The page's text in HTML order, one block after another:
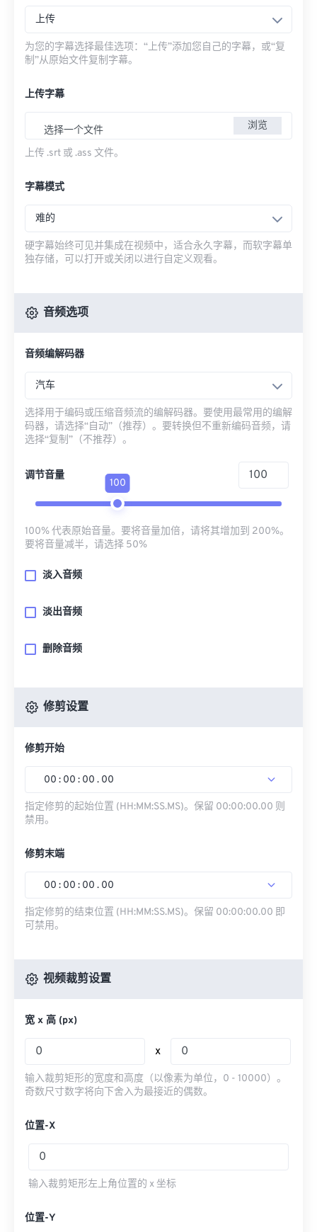
上传
为您的字幕选择最佳选项：“上传”添加您自己的字幕，或“复
制”从原始文件复制字幕。
上传字幕
选择一个文件 浏览
上传 .srt 或 .ass 文件。
字幕模式
难的
硬字幕始终可见并集成在视频中，适合永久字幕，而软字幕单
独存储，可以打开或关闭以进行自定义观看。
音频选项
音频编解码器
汽车
选择用于编码或压缩音频流的编解码器。要使用最常用的编解
码器，请选择“自动”（推荐）。要转换但不重新编码音频，请
选择“复制”（不推荐）。
调节音量
100
100% 代表原始音量。要将音量加倍，请将其增加到 200%。
要将音量减半，请选择 50%
淡入音频
淡出音频
删除音频
修剪设置
修剪开始
00 : 00 : 00 . 00
指定修剪的起始位置 (HH:MM:SS.MS)。保留 00:00:00.00 则
禁用。
修剪末端
00 : 00 : 00 . 00
指定修剪的结束位置 (HH:MM:SS.MS)。保留 00:00:00.00 即
可禁用。
视频裁剪设置
宽 x 高 (px)
x
输入裁剪矩形的宽度和高度（以像素为单位，0 - 10000）。
奇数尺寸数字将向下舍入为最接近的偶数。
位置-X
输入裁剪矩形左上角位置的 x 坐标
位置-Y